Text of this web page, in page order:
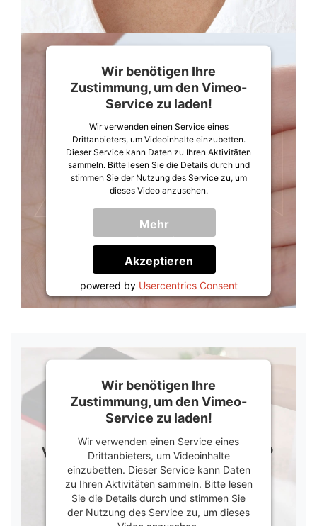
Wir benötigen Ihre
Zustimmung, um den Vimeo-
Service zu laden!
Wir verwenden einen Service eines
Drittanbieters, um Videoinhalte einzubetten.
Dieser Service kann Daten zu Ihren Aktivitäten
sammeln. Bitte lesen Sie die Details durch und
stimmen Sie der Nutzung des Service zu, um
dieses Video anzusehen.
Mehr
Informationen
Akzeptieren
powered by Usercentrics Consent
Management Platform&Trusted Shops
Wir benötigen Ihre
Zustimmung, um den Vimeo-
Service zu laden!
Wir verwenden einen Service eines
Drittanbieters, um Videoinhalte
einzubetten. Dieser Service kann Daten
zu Ihren Aktivitäten sammeln. Bitte lesen
Sie die Details durch und stimmen Sie
der Nutzung des Service zu, um dieses